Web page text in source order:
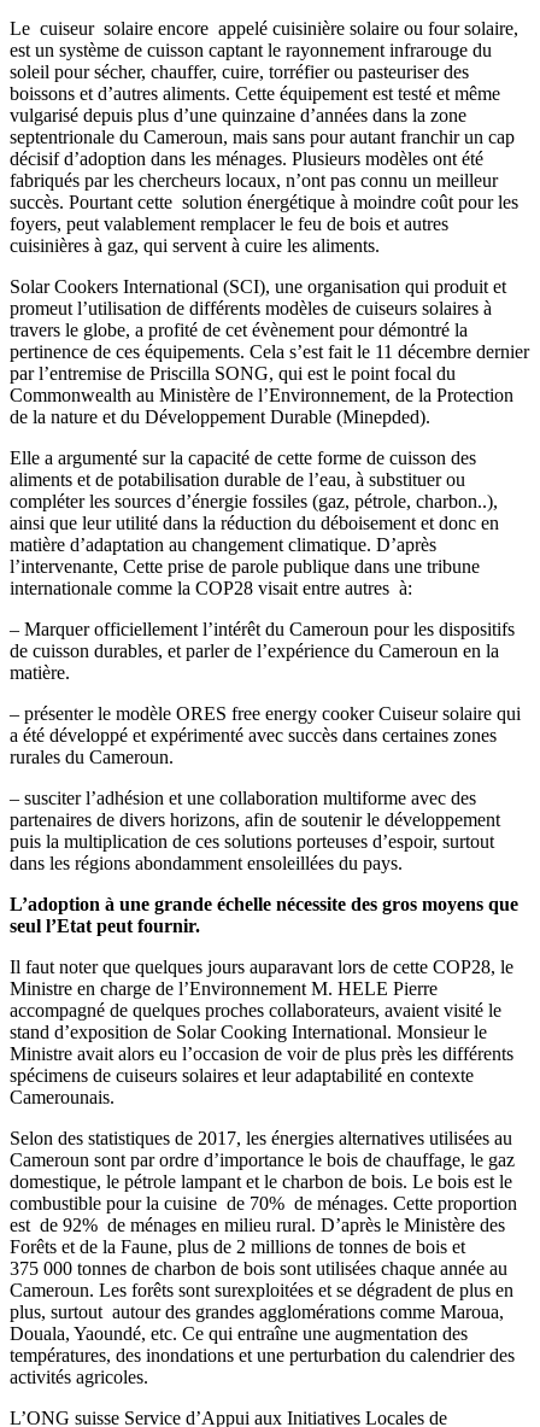
Le cuiseur solaire encore appelé cuisinière solaire ou four solaire,
est un système de cuisson captant le rayonnement infrarouge du
soleil pour sécher, chauffer, cuire, torréfier ou pasteuriser des
boissons et d’autres aliments. Cette équipement est testé et même
vulgarisé depuis plus d’une quinzaine d’années dans la zone
septentrionale du Cameroun, mais sans pour autant franchir un cap
décisif d’adoption dans les ménages. Plusieurs modèles ont été
fabriqués par les chercheurs locaux, n’ont pas connu un meilleur
succès. Pourtant cette solution énergétique à moindre coût pour les
foyers, peut valablement remplacer le feu de bois et autres
cuisinières à gaz, qui servent à cuire les aliments.
Solar Cookers International (SCI), une organisation qui produit et
promeut l’utilisation de différents modèles de cuiseurs solaires à
travers le globe, a profité de cet évènement pour démontré la
pertinence de ces équipements. Cela s’est fait le 11 décembre dernier
par l’entremise de Priscilla SONG, qui est le point focal du
Commonwealth au Ministère de l’Environnement, de la Protection
de la nature et du Développement Durable (Minepded).
Elle a argumenté sur la capacité de cette forme de cuisson des
aliments et de potabilisation durable de l’eau, à substituer ou
compléter les sources d’énergie fossiles (gaz, pétrole, charbon..),
ainsi que leur utilité dans la réduction du déboisement et donc en
matière d’adaptation au changement climatique. D’après
l’intervenante, Cette prise de parole publique dans une tribune
internationale comme la COP28 visait entre autres à:
– Marquer officiellement l’intérêt du Cameroun pour les dispositifs
de cuisson durables, et parler de l’expérience du Cameroun en la
matière.
– présenter le modèle ORES free energy cooker Cuiseur solaire qui
a été développé et expérimenté avec succès dans certaines zones
rurales du Cameroun.
– susciter l’adhésion et une collaboration multiforme avec des
partenaires de divers horizons, afin de soutenir le développement
puis la multiplication de ces solutions porteuses d’espoir, surtout
dans les régions abondamment ensoleillées du pays.
L’adoption à une grande échelle nécessite des gros moyens que
seul l’Etat peut fournir.
Il faut noter que quelques jours auparavant lors de cette COP28, le
Ministre en charge de l’Environnement M. HELE Pierre
accompagné de quelques proches collaborateurs, avaient visité le
stand d’exposition de Solar Cooking International. Monsieur le
Ministre avait alors eu l’occasion de voir de plus près les différents
spécimens de cuiseurs solaires et leur adaptabilité en contexte
Camerounais.
Selon des statistiques de 2017, les énergies alternatives utilisées au
Cameroun sont par ordre d’importance le bois de chauffage, le gaz
domestique, le pétrole lampant et le charbon de bois. Le bois est le
combustible pour la cuisine de 70% de ménages. Cette proportion
est de 92% de ménages en milieu rural. D’après le Ministère des
Forêts et de la Faune, plus de 2 millions de tonnes de bois et
375 000 tonnes de charbon de bois sont utilisées chaque année au
Cameroun. Les forêts sont surexploitées et se dégradent de plus en
plus, surtout autour des grandes agglomérations comme Maroua,
Douala, Yaoundé, etc. Ce qui entraîne une augmentation des
températures, des inondations et une perturbation du calendrier des
activités agricoles.
L’ONG suisse Service d’Appui aux Initiatives Locales de